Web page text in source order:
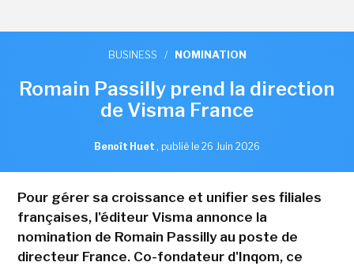
BUSINESS / NOMINATION
Romain Passilly prend la direction
de Visma France
Benoît Huet , publié le 26 Juin 2026
Pour gérer sa croissance et unifier ses filiales
françaises, l'éditeur Visma annonce la
nomination de Romain Passilly au poste de
directeur France. Co-fondateur d'Inqom, ce